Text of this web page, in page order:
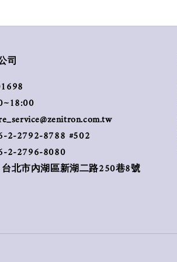
司
2-2792-8788 #502
2-2796-8080
北市內湖區新湖二路250巷8號